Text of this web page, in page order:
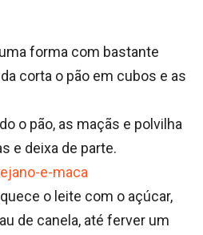
forma com bastante
corta o pão em cubos e as
o pão, as maçãs e polvilha
e deixa de parte.
o leite com o açúcar,
de canela, até ferver um